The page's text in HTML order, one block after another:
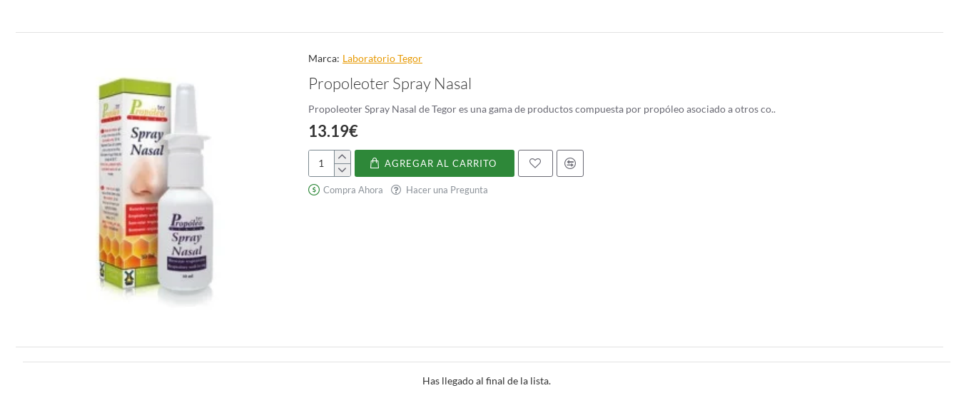
Marca: Laboratorio Tegor
Propoleoter Spray Nasal
Propoleoter Spray Nasal de Tegor es una gama de productos compuesta por propóleo asociado a otros co..
13.19€
Propoleoter
Spray
AGREGAR AL CARRITO
Compra Ahora Hacer una Pregunta
Has llegado al final de la lista.